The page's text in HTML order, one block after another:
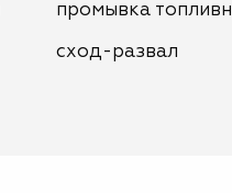
промывка
сход-развал